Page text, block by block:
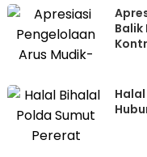
Balik